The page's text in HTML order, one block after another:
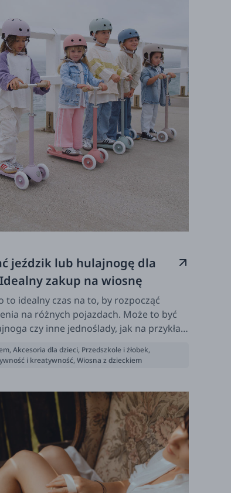
jeździk lub hulajnogę dla
zakup na wiosnę
to idealny czas na to, by rozpocząć
na różnych pojazdach. Może to być
czy inne jednoślady, jak na przykład
nasze propozycje dla maluchów
, Akcesoria dla dzieci, Przedszkole i żłobek,
i kreatywność, Wiosna z dzieckiem